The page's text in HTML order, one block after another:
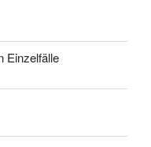
Einzelfälle